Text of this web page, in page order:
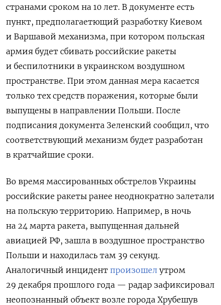
странами сроком на 10 лет. В документе есть
пункт, предполагаетющий разработку Киевом
и Варшавой механизма, при котором польская
армия будет сбивать российские ракеты
и беспилотники в украинском воздушном
пространстве. При этом данная мера касается
только тех средств поражения, которые были
выпущены в направлении Польши. После
подписания документа Зеленский сообщил, что
соответствующий механизм будет разработан
в кратчайшие сроки.
Во время массированных обстрелов Украины
российские ракеты ранее неоднократно залетали
на польскую территорию. Например, в ночь
на 24 марта ракета, выпущенная дальней
авиацией РФ, зашла в воздушное пространство
Польши и находилась там 39 секунд.
Аналогичный инцидент произошел утром
29 декабря прошлого года — радар зафиксировал
неопознанный объект возле города Хрубешув